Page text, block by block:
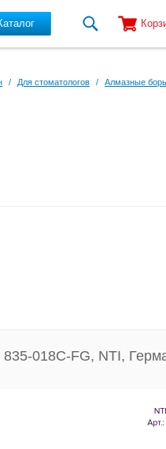
/ Для стоматологов / Алмазные
018C-FG, NTI,